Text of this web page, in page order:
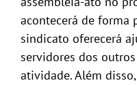
acontecerá de forma
sindicato oferecerá
servidores dos
atividade. Além